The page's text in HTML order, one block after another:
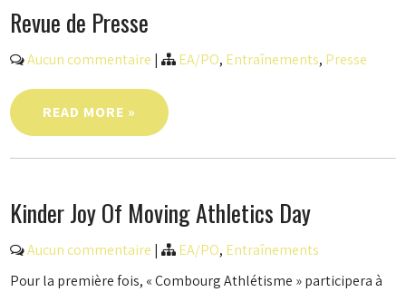
Revue de Presse
Aucun commentaire | EA/PO, Entraînements, Presse
READ MORE »
Kinder Joy Of Moving Athletics Day
Aucun commentaire | EA/PO, Entraînements
Pour la première fois, « Combourg Athlétisme » participera à